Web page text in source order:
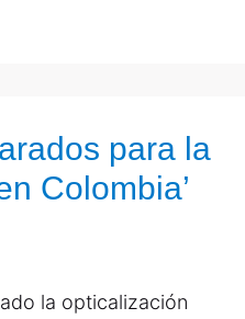
para la
Colombia’
la opticalización